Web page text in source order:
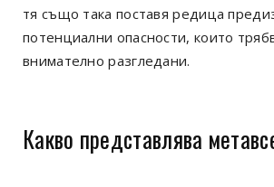
тя също така поставя редица
потенциални опасности, които
внимателно разгледани.
Какво представлява